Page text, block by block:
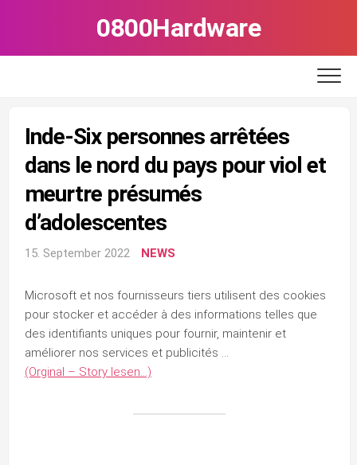
0800Hardware
Inde-Six personnes arrêtées
dans le nord du pays pour viol et
meurtre présumés
d’adolescentes
15. September 2022 NEWS
Microsoft et nos fournisseurs tiers utilisent des cookies
pour stocker et accéder à des informations telles que
des identifiants uniques pour fournir, maintenir et
améliorer nos services et publicités …
(Orginal – Story lesen…)